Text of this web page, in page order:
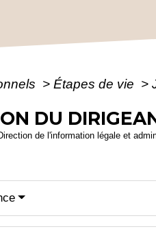
> Étapes de vie >
DU
de l'information légale et